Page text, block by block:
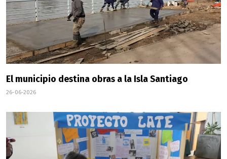
El municipio destina obras a la Isla Santiago
26-06-2026